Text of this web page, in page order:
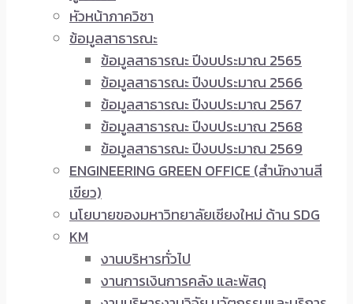
หัวหน้าภาควิชา
ข้อมูลสาธารณะ
ข้อมูลสาธารณะ ปีงบประมาณ 2565
ข้อมูลสาธารณะ ปีงบประมาณ 2566
ข้อมูลสาธารณะ ปีงบประมาณ 2567
ข้อมูลสาธารณะ ปีงบประมาณ 2568
ข้อมูลสาธารณะ ปีงบประมาณ 2569
ENGINEERING GREEN OFFICE (สำนักงานสี
เขียว)
นโยบายของมหาวิทยาลัยเชียงใหม่ ด้าน SDG
KM
งานบริหารทั่วไป
งานการเงินการคลัง และพัสดุ